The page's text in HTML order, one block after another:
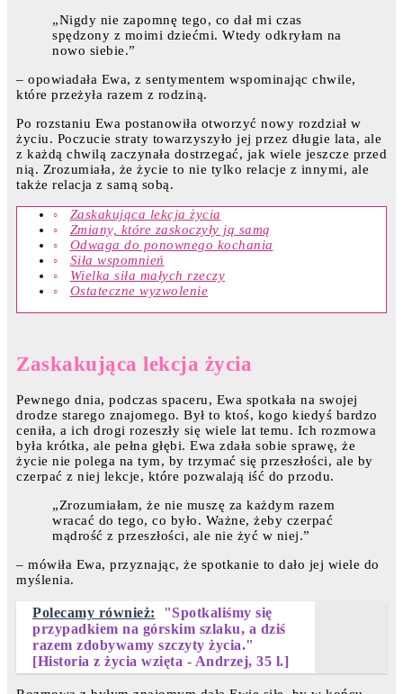
„Nigdy nie zapomnę tego, co dał mi czas
spędzony z moimi dziećmi. Wtedy odkryłam na
nowo siebie.”
– opowiadała Ewa, z sentymentem wspominając chwile,
które przeżyła razem z rodziną.
Po rozstaniu Ewa postanowiła otworzyć nowy rozdział w
życiu. Poczucie straty towarzyszyło jej przez długie lata, ale
z każdą chwilą zaczynała dostrzegać, jak wiele jeszcze przed
nią. Zrozumiała, że życie to nie tylko relacje z innymi, ale
także relacja z samą sobą.
Zaskakująca lekcja życia
Zmiany, które zaskoczyły ją samą
Odwaga do ponownego kochania
Siła wspomnień
Wielka siła małych rzeczy
Ostateczne wyzwolenie
Zaskakująca lekcja życia
Pewnego dnia, podczas spaceru, Ewa spotkała na swojej
drodze starego znajomego. Był to ktoś, kogo kiedyś bardzo
ceniła, a ich drogi rozeszły się wiele lat temu. Ich rozmowa
była krótka, ale pełna głębi. Ewa zdała sobie sprawę, że
życie nie polega na tym, by trzymać się przeszłości, ale by
czerpać z niej lekcje, które pozwalają iść do przodu.
„Zrozumiałam, że nie muszę za każdym razem
wracać do tego, co było. Ważne, żeby czerpać
mądrość z przeszłości, ale nie żyć w niej.”
– mówiła Ewa, przyznając, że spotkanie to dało jej wiele do
myślenia.
Polecamy również:
"Spotkaliśmy się
przypadkiem na górskim szlaku, a dziś
razem zdobywamy szczyty życia."
[Historia z życia wzięta - Andrzej, 35 l.]